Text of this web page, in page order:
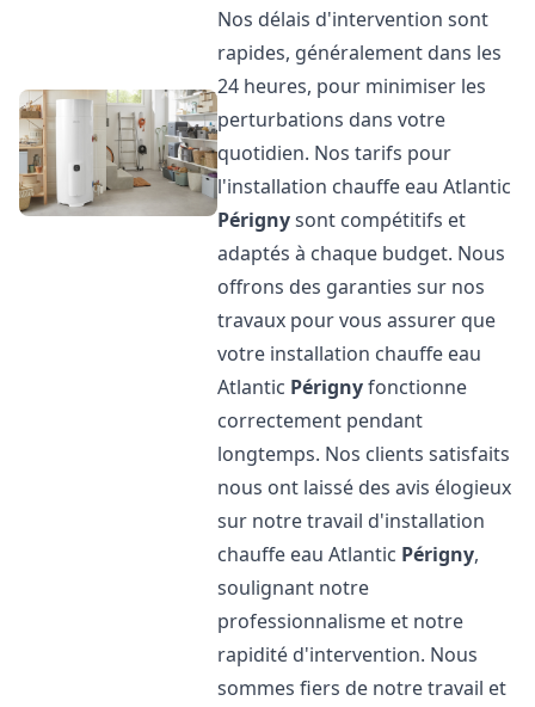
Nos délais d'intervention sont
rapides, généralement dans les
24 heures, pour minimiser les
perturbations dans votre
quotidien. Nos tarifs pour
l'installation chauffe eau Atlantic
Pérignysont compétitifs et
adaptés à chaque budget. Nous
offrons des garanties sur nos
travaux pour vous assurer que
votre installation chauffe eau
Atlantic Pérignyfonctionne
correctement pendant
longtemps. Nos clients satisfaits
nous ont laissé des avis élogieux
sur notre travail d'installation
chauffe eau Atlantic Périgny,
soulignant notre
professionnalisme et notre
rapidité d'intervention. Nous
sommes fiers de notre travail et